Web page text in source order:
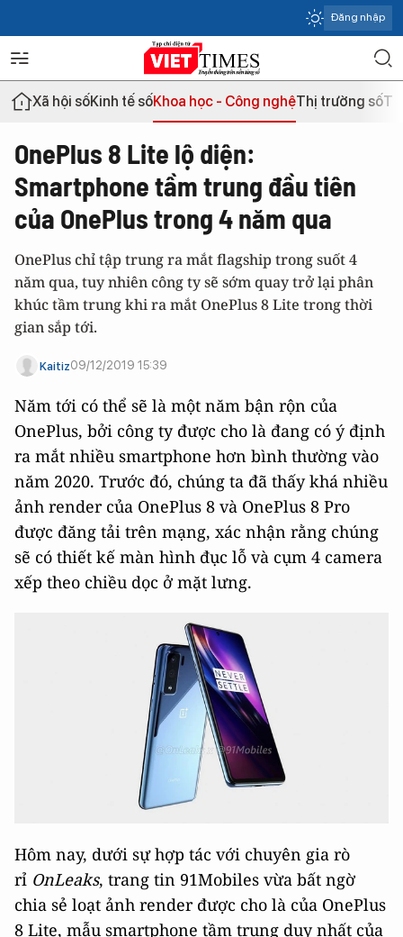
Đăng nhập
Xã hội sốKinh tế sốKhoa học - Công nghệThị trường số
OnePlus 8 Lite lộ diện:
Smartphone tầm trung đầu tiên
của OnePlus trong 4 năm qua
OnePlus chỉ tập trung ra mắt flagship trong suốt 4
năm qua, tuy nhiên công ty sẽ sớm quay trở lại phân
khúc tầm trung khi ra mắt OnePlus 8 Lite trong thời
gian sắp tới.
Kaitiz09/12/2019 15:39
Năm tới có thể sẽ là một năm bận rộn của
OnePlus, bởi công ty được cho là đang có ý định
ra mắt nhiều smartphone hơn bình thường vào
năm 2020. Trước đó, chúng ta đã thấy khá nhiều
ảnh render của OnePlus 8 và OnePlus 8 Pro
được đăng tải trên mạng, xác nhận rằng chúng
sẽ có thiết kế màn hình đục lỗ và cụm 4 camera
xếp theo chiều dọc ở mặt lưng.
Hôm nay, dưới sự hợp tác với chuyên gia rò
rỉ OnLeaks, trang tin 91Mobiles vừa bất ngờ
chia sẻ loạt ảnh render được cho là của OnePlus
8 Lite, mẫu smartphone tầm trung duy nhất của